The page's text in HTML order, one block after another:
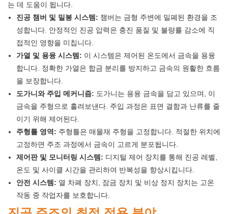
는 데 도움이 됩니다.
진공 챔버 및 밀봉 시스템: 챔버는 금형 주변에 밀폐된 환경을 조
성합니다. 안정적인 진공 압력은 충진 품질 및 불량률 감소에 직
접적인 영향을 미칩니다.
가열 및 용융 시스템: 이 시스템은 제어된 온도에서 금속을 용융
합니다. 정확한 가열은 합금 분리를 방지하고 금속의 원활한 흐름
을 보장합니다.
도가니와 주입 메커니즘: 도가니는 용융 금속을 담고 있으며, 이
금속을 주형으로 흘려보낸다. 주입 과정은 표면 결함과 난류를 줄
이기 위해 제어된다.
주형틀 영역: 주형틀은 매몰재 주형을 고정합니다. 적절한 위치에
고정하면 주조 과정에서 금속이 고르게 분포됩니다.
제어판 및 모니터링 시스템: 디지털 제어 장치를 통해 진공 레벨,
온도 및 사이클 시간을 관리하여 반복성을 향상시킵니다.
안전 시스템: 열 차폐 장치, 잠금 장치 및 비상 정지 장치는 고온
작동 중 작업자를 보호합니다.